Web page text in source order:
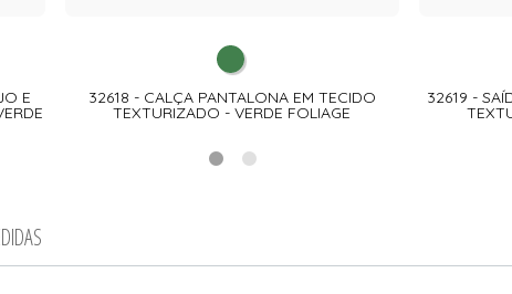
E 32618 - CALÇA PANTALONA EM TECIDO
TEXTURIZADO - VERDE FOLIAGE
32619 -